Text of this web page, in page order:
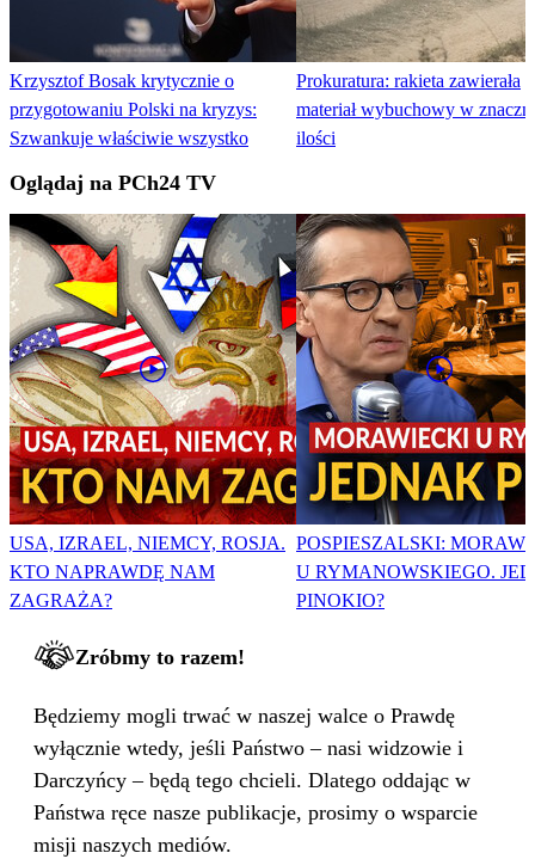
Krzysztof Bosak krytycznie o
przygotowaniu Polski na kryzys:
Szwankuje właściwie wszystko
Prokuratura: rakieta zawierała
materiał wybuchowy w
ilości
Oglądaj na PCh24 TV
USA, IZRAEL, NIEMCY, ROSJA.
KTO NAPRAWDĘ NAM
ZAGRAŻA?
POSPIESZALSKI:
U RYMANOWSKIEGO.
PINOKIO?
Zróbmy to razem!
Będziemy mogli trwać w naszej walce o Prawdę
wyłącznie wtedy, jeśli Państwo – nasi widzowie i
Darczyńcy – będą tego chcieli. Dlatego oddając w
Państwa ręce nasze publikacje, prosimy o wsparcie
misji naszych mediów.